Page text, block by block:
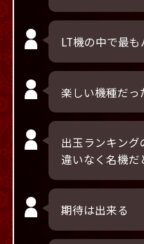
LT機の中で最
楽しい機種だっ
出玉ランキン
違いなく名機だ
期待は出来る